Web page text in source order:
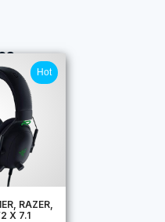
Hot
RAZER,
X 7.1